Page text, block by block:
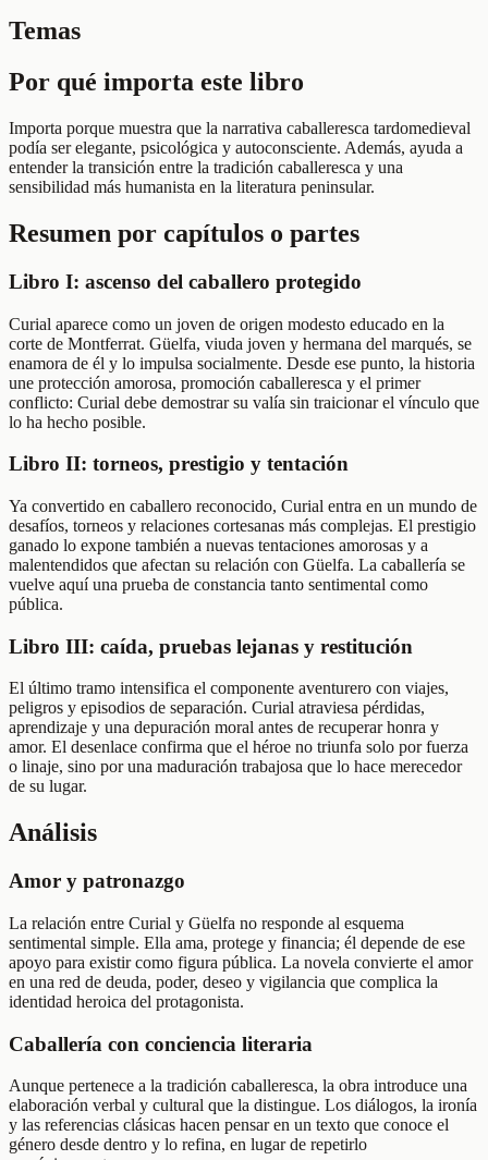
Temas
Por qué importa este libro
Importa porque muestra que la narrativa caballeresca tardomedieval
podía ser elegante, psicológica y autoconsciente. Además, ayuda a
entender la transición entre la tradición caballeresca y una
sensibilidad más humanista en la literatura peninsular.
Resumen por capítulos o partes
Libro I: ascenso del caballero protegido
Curial aparece como un joven de origen modesto educado en la
corte de Montferrat. Güelfa, viuda joven y hermana del marqués, se
enamora de él y lo impulsa socialmente. Desde ese punto, la historia
une protección amorosa, promoción caballeresca y el primer
conflicto: Curial debe demostrar su valía sin traicionar el vínculo que
lo ha hecho posible.
Libro II: torneos, prestigio y tentación
Ya convertido en caballero reconocido, Curial entra en un mundo de
desafíos, torneos y relaciones cortesanas más complejas. El prestigio
ganado lo expone también a nuevas tentaciones amorosas y a
malentendidos que afectan su relación con Güelfa. La caballería se
vuelve aquí una prueba de constancia tanto sentimental como
pública.
Libro III: caída, pruebas lejanas y restitución
El último tramo intensifica el componente aventurero con viajes,
peligros y episodios de separación. Curial atraviesa pérdidas,
aprendizaje y una depuración moral antes de recuperar honra y
amor. El desenlace confirma que el héroe no triunfa solo por fuerza
o linaje, sino por una maduración trabajosa que lo hace merecedor
de su lugar.
Análisis
Amor y patronazgo
La relación entre Curial y Güelfa no responde al esquema
sentimental simple. Ella ama, protege y financia; él depende de ese
apoyo para existir como figura pública. La novela convierte el amor
en una red de deuda, poder, deseo y vigilancia que complica la
identidad heroica del protagonista.
Caballería con conciencia literaria
Aunque pertenece a la tradición caballeresca, la obra introduce una
elaboración verbal y cultural que la distingue. Los diálogos, la ironía
y las referencias clásicas hacen pensar en un texto que conoce el
género desde dentro y lo refina, en lugar de repetirlo